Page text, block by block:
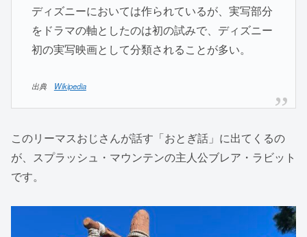
ディズニーにおいては作られているが、実写部分
をドラマの軸としたのは初の試みで、ディズニー
初の実写映画として分類されることが多い。
出典 Wikipedia
このリーマスおじさんが話す「おとぎ話」に出てくるの
が、スプラッシュ・マウンテンの主人公ブレア・ラビット
です。